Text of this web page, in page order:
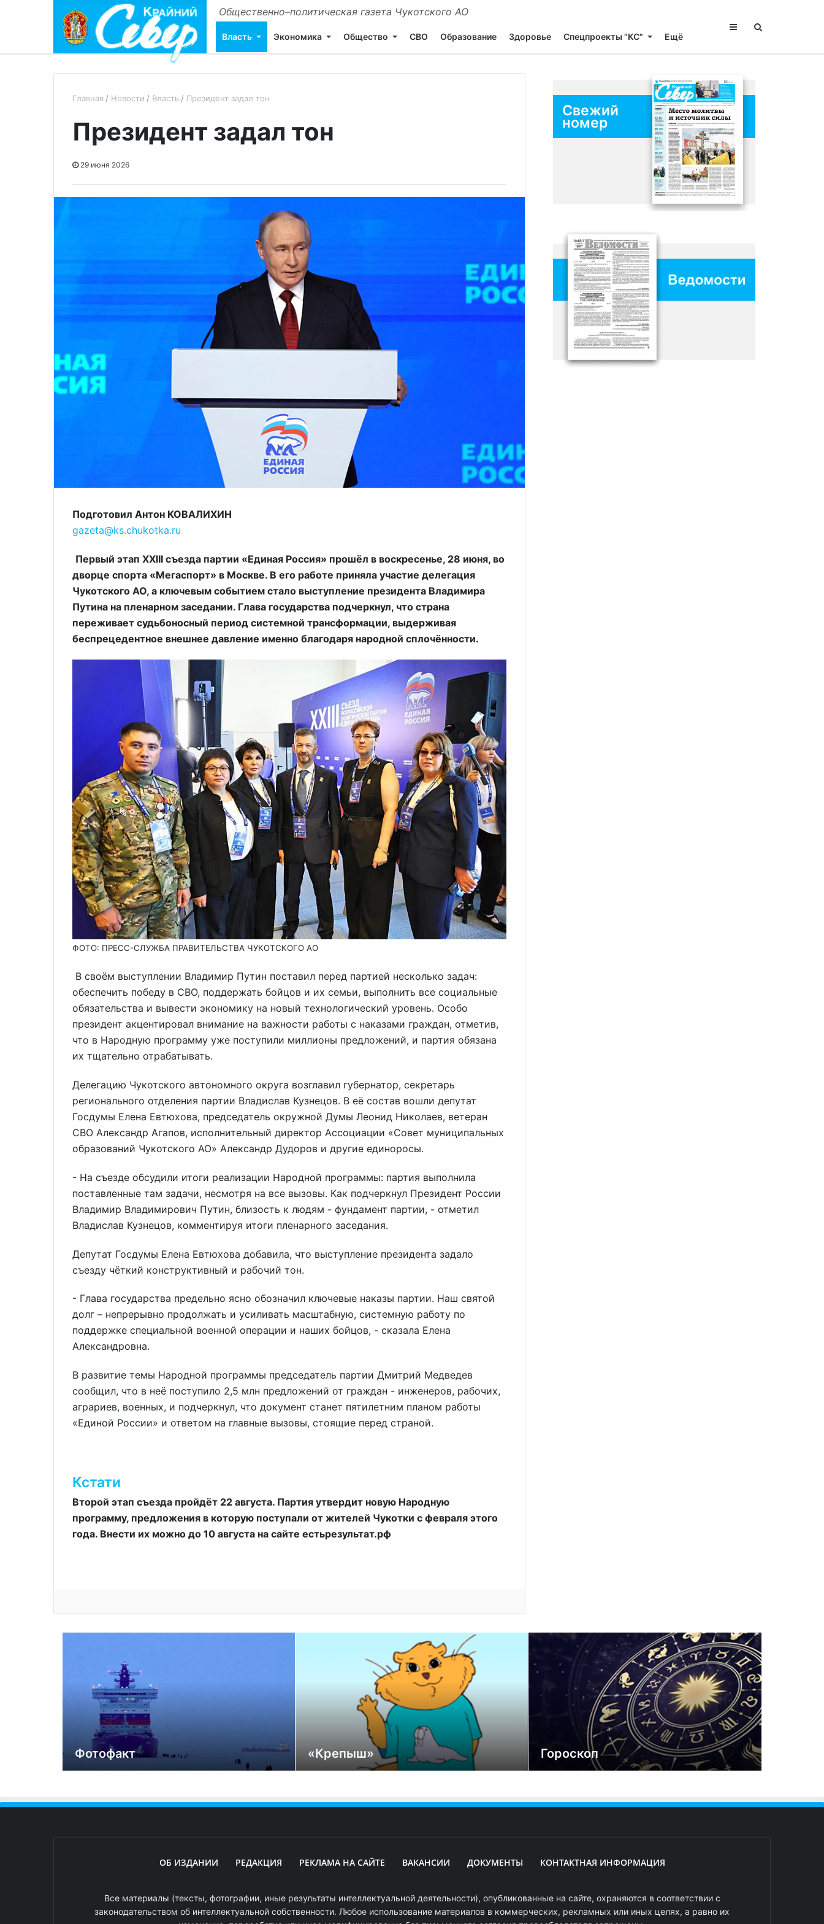
Общественно–политическая газета Чукотского АО
Власть Экономика Общество СВО Образование Здоровье Спецпроекты "КС" Ещё
Главная Новости Власть Президент задал тон
Президент задал тон
29 июня 2026
Подготовил Антон КОВАЛИХИН
gazeta@ks.chukotka.ru
Первый этап XXIII съезда партии «Единая Россия» прошёл в воскресенье, 28 июня, во
дворце спорта «Мегаспорт» в Москве. В его работе приняла участие делегация
Чукотского АО, а ключевым событием стало выступление президента Владимира
Путина на пленарном заседании. Глава государства подчеркнул, что страна
переживает судьбоносный период системной трансформации, выдерживая
беспрецедентное внешнее давление именно благодаря народной сплочённости.
ФОТО: ПРЕСС-СЛУЖБА ПРАВИТЕЛЬСТВА ЧУКОТСКОГО АО
В своём выступлении Владимир Путин поставил перед партией несколько задач:
обеспечить победу в СВО, поддержать бойцов и их семьи, выполнить все социальные
обязательства и вывести экономику на новый технологический уровень. Особо
президент акцентировал внимание на важности работы с наказами граждан, отметив,
что в Народную программу уже поступили миллионы предложений, и партия обязана
их тщательно отрабатывать.
Делегацию Чукотского автономного округа возглавил губернатор, секретарь
регионального отделения партии Владислав Кузнецов. В её состав вошли депутат
Госдумы Елена Евтюхова, председатель окружной Думы Леонид Николаев, ветеран
СВО Александр Агапов, исполнительный директор Ассоциации «Совет муниципальных
образований Чукотского АО» Александр Дудоров и другие единоросы.
- На съезде обсудили итоги реализации Народной программы: партия выполнила
поставленные там задачи, несмотря на все вызовы. Как подчеркнул Президент России
Владимир Владимирович Путин, близость к людям - фундамент партии, - отметил
Владислав Кузнецов, комментируя итоги пленарного заседания.
Депутат Госдумы Елена Евтюхова добавила, что выступление президента задало
съезду чёткий конструктивный и рабочий тон.
- Глава государства предельно ясно обозначил ключевые наказы партии. Наш святой
долг – непрерывно продолжать и усиливать масштабную, системную работу по
поддержке специальной военной операции и наших бойцов, - сказала Елена
Александровна.
В развитие темы Народной программы председатель партии Дмитрий Медведев
сообщил, что в неё поступило 2,5 млн предложений от граждан - инженеров, рабочих,
аграриев, военных, и подчеркнул, что документ станет пятилетним планом работы
«Единой России» и ответом на главные вызовы, стоящие перед страной.
Кстати
Второй этап съезда пройдёт 22 августа. Партия утвердит новую Народную
программу, предложения в которую поступали от жителей Чукотки с февраля этого
года. Внести их можно до 10 августа на сайте естьрезультат.рф
Свежий
номер
Фотофакт «Крепыш» Гороскоп
ОБ ИЗДАНИИ РЕДАКЦИЯ РЕКЛАМА НА САЙТЕ ВАКАНСИИ ДОКУМЕНТЫ КОНТАКТНАЯ ИНФОРМАЦИЯ
Все материалы (тексты, фотографии, иные результаты интеллектуальной деятельности), опубликованные на сайте, охраняются в соответствии с
законодательством об интеллектуальной собственности. Любое использование материалов в коммерческих, рекламных или иных целях, а равно их